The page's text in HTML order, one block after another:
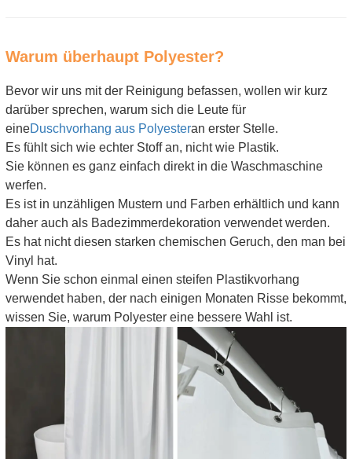
Warum überhaupt Polyester?
Bevor wir uns mit der Reinigung befassen, wollen wir kurz
darüber sprechen, warum sich die Leute für
eineDuschvorhang aus Polyesteran erster Stelle.
Es fühlt sich wie echter Stoff an, nicht wie Plastik.
Sie können es ganz einfach direkt in die Waschmaschine
werfen.
Es ist in unzähligen Mustern und Farben erhältlich und kann
daher auch als Badezimmerdekoration verwendet werden.
Es hat nicht diesen starken chemischen Geruch, den man bei
Vinyl hat.
Wenn Sie schon einmal einen steifen Plastikvorhang
verwendet haben, der nach einigen Monaten Risse bekommt,
wissen Sie, warum Polyester eine bessere Wahl ist.